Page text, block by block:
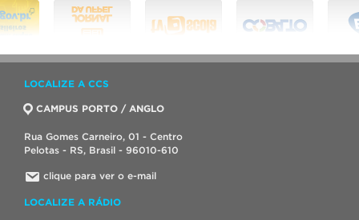
LOCALIZE A CCS
CAMPUS PORTO / ANGLO
Rua Gomes Carneiro, 01 - Centro
Pelotas - RS, Brasil - 96010-610
clique para ver o e-mail
LOCALIZE A RÁDIO